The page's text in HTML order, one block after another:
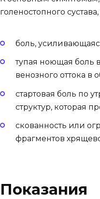
голеностопного сустава,
боль,
тупая ноющая боль
венозного оттока в
стартовая боль по
структур, которая
скованность или
фрагментов
Показания